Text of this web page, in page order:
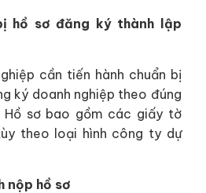
hồ sơ đăng ký thành lập
cần tiến hành chuẩn bị
ký doanh nghiệp theo đúng
Hồ sơ bao gồm các giấy tờ
theo loại hình công ty dự
nộp hồ sơ